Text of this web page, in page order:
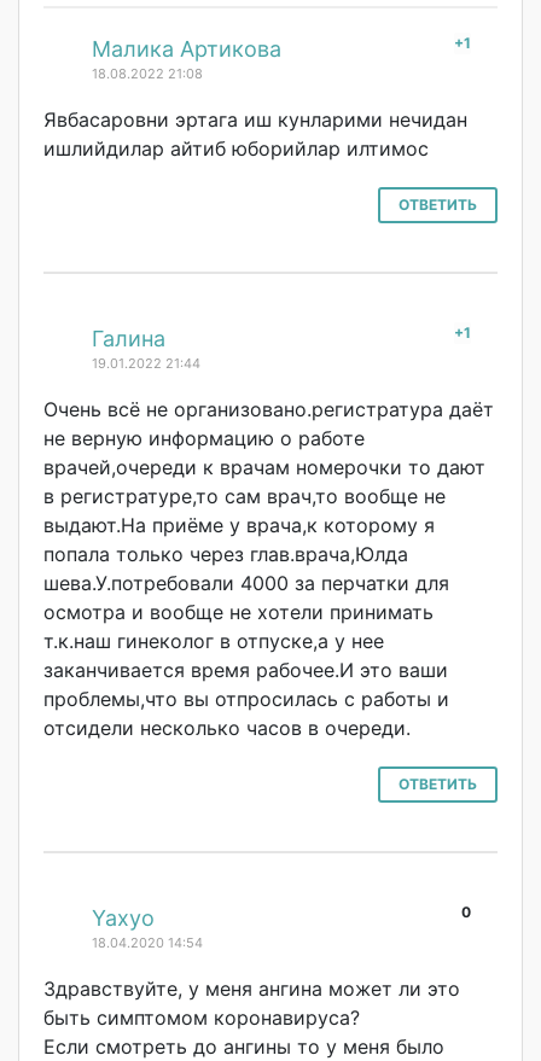
+1
Малика Артикова
18.08.2022 21:08
Явбасаровни эртага иш кунларими нечидан
ишлийдилар айтиб юборийлар илтимос
ОТВЕТИТЬ
+1
Галина
19.01.2022 21:44
Очень всё не организовано.регистратура даёт
не верную информацию о работе
врачей,очереди к врачам номерочки то дают
в регистратуре,то сам врач,то вообще не
выдают.На приёме у врача,к которому я
попала только через глав.врача,Юлда
шева.У.потребовали 4000 за перчатки для
осмотра и вообще не хотели принимать
т.к.наш гинеколог в отпуске,а у нее
заканчивается время рабочее.И это ваши
проблемы,что вы отпросилась с работы и
отсидели несколько часов в очереди.
ОТВЕТИТЬ
0
Yaxyo
18.04.2020 14:54
Здравствуйте, у меня ангина может ли это
быть симптомом коронавируса?
Если смотреть до ангины то у меня было